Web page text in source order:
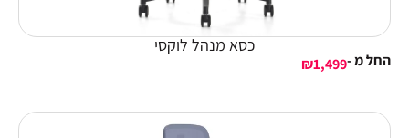
כסא מנהל לוקסי
החל מ - ₪1,499